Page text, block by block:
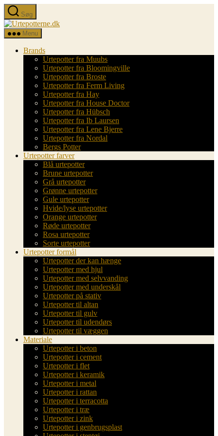
Spring
til
indholdet
Søg
Urtepotterne.dk
Menu
Brands
Urtepotter fra Muubs
Urtepotter fra Bloomingville
Urtepotter fra Broste
Urtepotter fra Ferm Living
Urtepotter fra Hay
Urtepotter fra House Doctor
Urtepotter fra Hübsch
Urtepotter fra Ib Laursen
Urtepotter fra Lene Bjerre
Urtepotter fra Nordal
Bergs Potter
Urtepotter farver
Blå urtepotter
Brune urtepotter
Grå urtepotter
Grønne urtepotter
Gule urtepotter
Hvide/lyse urtepotter
Orange urtepotter
Røde urtepotter
Rosa urtepotter
Sorte urtepotter
Urtepotter formål
Urtepotter der kan hænge
Urtepotter med hjul
Urtepotter med selvvanding
Urtepotter med underskål
Urtepotter på stativ
Urtepotter til altan
Urtepotter til gulv
Urtepotter til udendørs
Urtepotter til væggen
Materiale
Urtepotter i beton
Urtepotter i cement
Urtepotter i flet
Urtepotter i keramik
Urtepotter i metal
Urtepotter i rattan
Urtepotter i terracotta
Urtepotter i træ
Urtepotter i zink
Urtepotter i genbrugsplast